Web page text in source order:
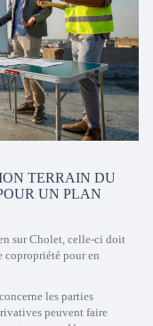
TERRAIN DU
UN PLAN
sur Cholet, celle-ci doit
copropriété pour en
les parties
peuvent faire